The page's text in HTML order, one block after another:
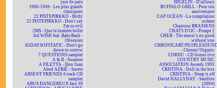
jour de paix
1900-1949 - Les plus grands
classiques
22 PISTEPIRKKO - Birdy
22 PISTEPIRKKO - Don't say
I'm so evil
2MS - Que la lumière brille
3rd WISH feat. BabyBash -
Obsesion
65DAYSOFSTATIC - Don't go
down to sorrow
7 QUESTIONS sampler
A & B - Suzanne
A FILETTA - Don Juan
Abed AZRIÉ - Suerte
ABSENT FRIENDS 4 track CD
sampler
ABUS DANGEREUX face 39
HIGELIN - D'ailleurs
BUFFALO GRILL - Pour ton
anniversaire
CAP OCÉAN - La compilation
océane
Chantons BRASSENS
CHATS D'OC - Pompe 2
CHER - The music's no good
without you
CHRONICART/
- Chronic'Organic
CORNU - CD bonus live
COUNTRY MUSIC
ASSOCIATION Awards 1993
CRISTINA - Doll in the box
CRISTINA - Sleep it off
David HALLYDAY - Satellite
(2004)